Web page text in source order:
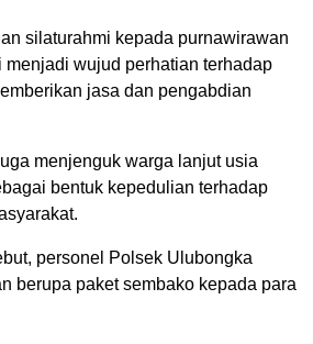
silaturahmi kepada purnawirawan
menjadi wujud perhatian terhadap
jasa dan pengabdian
menjenguk warga lanjut usia
bentuk kepedulian terhadap
personel Polsek Ulubongka
berupa paket sembako kepada para